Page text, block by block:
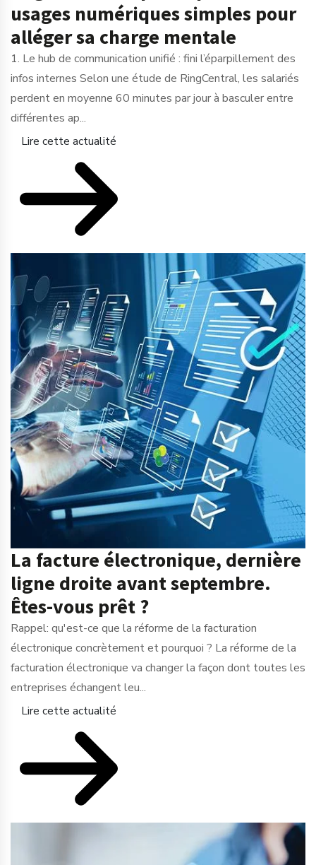
usages numériques simples pour
alléger sa charge mentale
1. Le hub de communication unifié : fini l’éparpillement des
infos internes Selon une étude de RingCentral, les salariés
perdent en moyenne 60 minutes par jour à basculer entre
différentes ap...
Lire cette actualité
La facture électronique, dernière
ligne droite avant septembre.
Êtes-vous prêt ?
Rappel: qu'est-ce que la réforme de la facturation
électronique concrètement et pourquoi ? La réforme de la
facturation électronique va changer la façon dont toutes les
entreprises échangent leu...
Lire cette actualité